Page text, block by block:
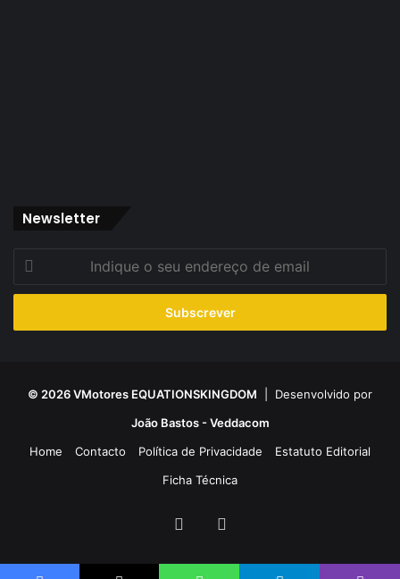
Newsletter
seu
de
© 2026 VMotores EQUATIONSKINGDOM | Desenvolvido por
João Bastos - Veddacom
Home
Contacto Política de Privacidade
Estatuto Editorial
Ficha Técnica
Facebook